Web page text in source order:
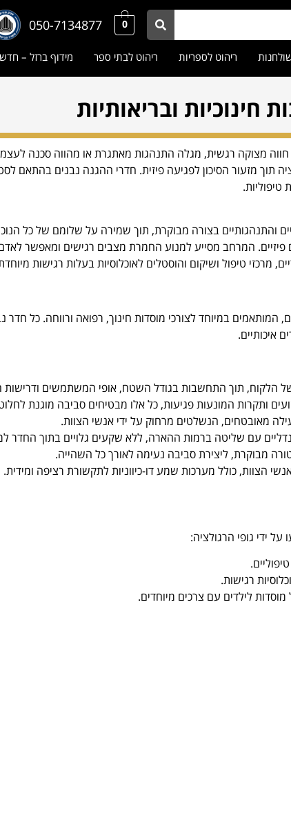
0
050-7134877
ריהוט לספריות ריהוט לבתי ספר מידוף ברזל – חדש
ובריאותיות
מצוקה רגשית, מגלה התנהגות מאתגרת או מהווה סכנה
תוך מזעור הסיכון לפגיעה פיזית. חדרי ההגנה נבנים בהתאם
טיפוליות.
והתנהגותיים בצורה מבוקרת, תוך שמירה על שלומם של כל
המרחב מסייע למנוע החמרת מצבים רגישים ומאפשר
מרכזי טיפול ושיקום והוסטלים לאוכלוסיות בעלות רגישות
המותאמים במיוחד לצורכי מוסדות חינוך, רפואה ורווחה. כל
איכותיים.
הלקוח, תוך התחשבות בגודל השטח, אופי המשתמשים ודרישות
ותקרות המונעות פגיעות, כל אלו מבטיחים סביבה מוגנת
מאובטחים, הנשלטים מרחוק על ידי אנשי הצוות.
עם שליטה ברמות ההארה, ללא שקעים גלויים בתוך החדר
מבוקרת, ליצירת סביבה נעימה לאורך כל השהייה.
הצוות, כולל מערכות שמע דו-כיווניות לתקשורת רציפה ומידית.
ידי גופי הרגולציה:
רגישות.
לילדים עם צרכים מיוחדים.